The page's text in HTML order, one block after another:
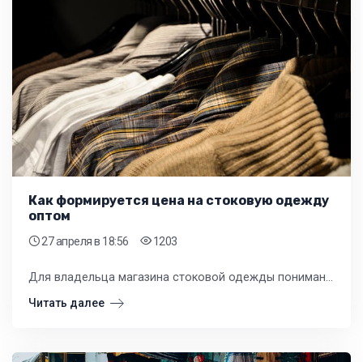
Как формируется цена на стоковую одежду
оптом
27 апреляв 18:56 1203
Для владельца магазина стоковой одежды понимание ценообразования — ключ к прибыльности. Каждый ценник на вешалке является результатом сложной цепочки факторов, от закупки партии до её презентации покупателю.
Читать далее